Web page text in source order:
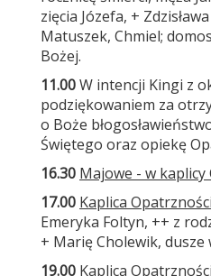
zięcia Józefa, +
Matuszek, Chmiel;
Bożej.
11.00W intencji Kingi z
podziękowaniem za
o Boże
Świętego oraz opiekę
16.30 Majowe - w
17.00 Kaplica
Emeryka Foltyn, ++ z
+ Marię Cholewik, dusze
19.00 Kaplica